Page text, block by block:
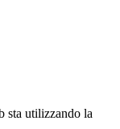
sta utilizzando la